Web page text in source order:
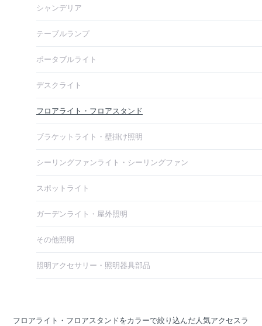
シャンデリア
テーブルランプ
ポータブルライト
デスクライト
フロアライト・フロアスタンド
ブラケットライト・壁掛け照明
シーリングファンライト・シーリングファン
スポットライト
ガーデンライト・屋外照明
その他照明
照明アクセサリー・照明器具部品
フロアライト・フロアスタンドをカラーで絞り込んだ人気アクセスラ